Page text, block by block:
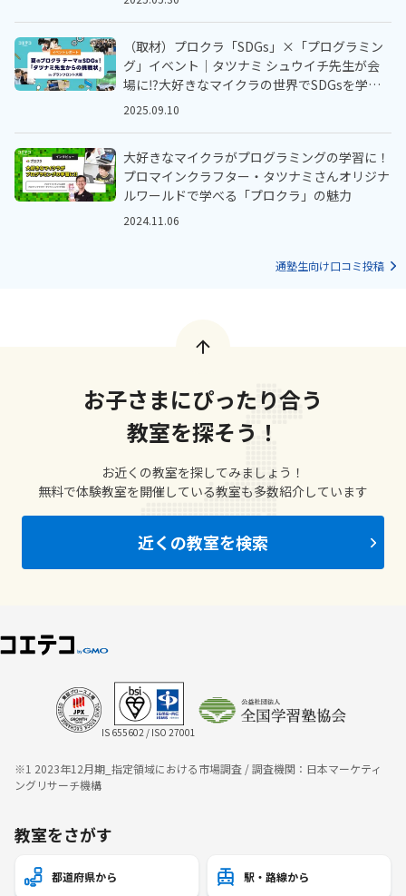
（取材）プロクラ「SDGs」×「プログラミン
グ」イベント｜タツナミ シュウイチ先生が会
場に⁉︎大好きなマイクラの世界でSDGsを学ぼ
う
2025.09.10
大好きなマイクラがプログラミングの学習に！
プロマインクラフター・タツナミさんオリジナ
ルワールドで学べる「プロクラ」の魅力
2024.11.06
通塾生向け口コミ投稿
お子さまにぴったり合う
教室を探そう！
お近くの教室を探してみましょう！
無料で体験教室を開催している教室も多数紹介しています
近くの教室を検索
IS 655602 / ISO 27001
※1 2023年12月期_指定領域における市場調査 / 調査機関：日本マーケティ
ングリサーチ機構
教室をさがす
都道府県から 駅・路線から